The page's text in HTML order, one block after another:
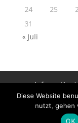
24
25
31
« Juli
Info
Diese Website
nutzt, gehen
OK